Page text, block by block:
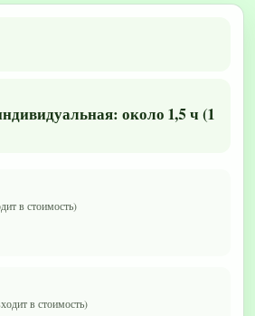
около 1,5 ч (1
в стоимость)
в стоимость)